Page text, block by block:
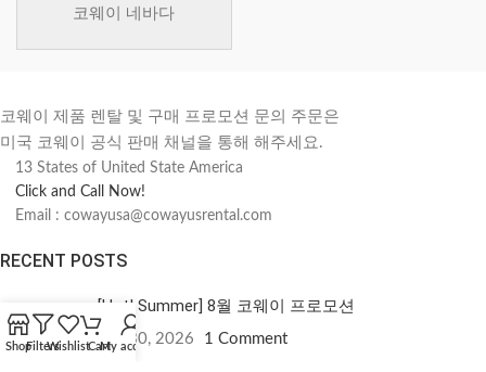
코웨이 네바다
코웨이 제품 렌탈 및 구매 프로모션 문의 주문은
미국 코웨이 공식 판매 채널을 통해 해주세요.
13 States of United State America
Click and Call Now!
Email : cowayusa@cowayusrental.com
RECENT POSTS
[Hot! Summer] 8월 코웨이 프로모션
7월 30, 2026 1 Comment
ShopFiltersWishlistCartMy account